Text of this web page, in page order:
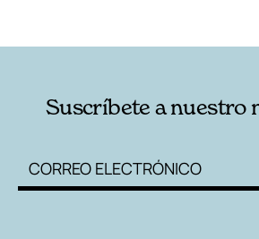
Suscríbete a nuestro